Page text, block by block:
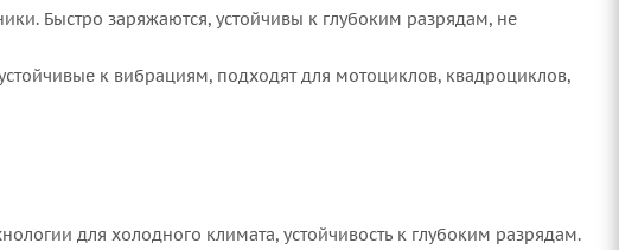
Быстро заряжаются, устойчивы к глубоким разрядам, не
к вибрациям, подходят для мотоциклов, квадроциклов,
для холодного климата, устойчивость к глубоким разрядам.